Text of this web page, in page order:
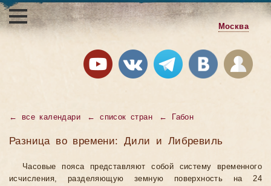
Москва
← все календари ←список стран ← Габон
Разница во времени: Дили и Либревиль
Часовые пояса представляют собой систему временного
исчисления, разделяющую земную поверхность на 24